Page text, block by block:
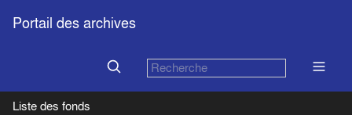
Portail des archives
Liste des fonds